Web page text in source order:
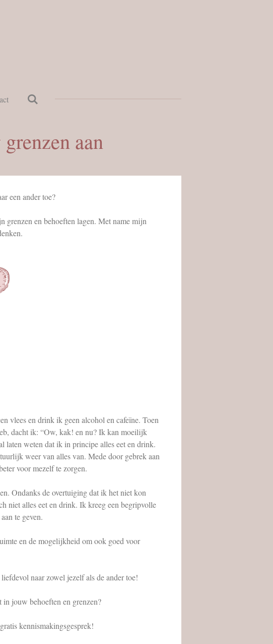
aan
een ander toe?
grenzen en behoeften lagen. Met name mijn
vlees en drink ik geen alcohol en cafeïne. Toen
dacht ik: “Ow, kak! en nu? Ik kan moeilijk
laten weten dat ik in principe alles eet en drink.
weer van alles van. Mede door gebrek aan
voor mezelf te zorgen.
Ondanks de overtuiging dat ik het niet kon
niet alles eet en drink. Ik kreeg een begripvolle
te geven.
en de mogelijkheid om ook goed voor
naar zowel jezelf als de ander toe!
jouw behoeften en grenzen?
kennismakingsgesprek!